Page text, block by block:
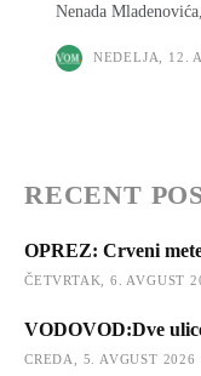
Nenada
NEDELJA, 12.
RECENT
OPREZ: Crveni
ČETVRTAK, 6. AVGUST
VODOVOD:Dve
CREDA, 5. AVGUST 2026